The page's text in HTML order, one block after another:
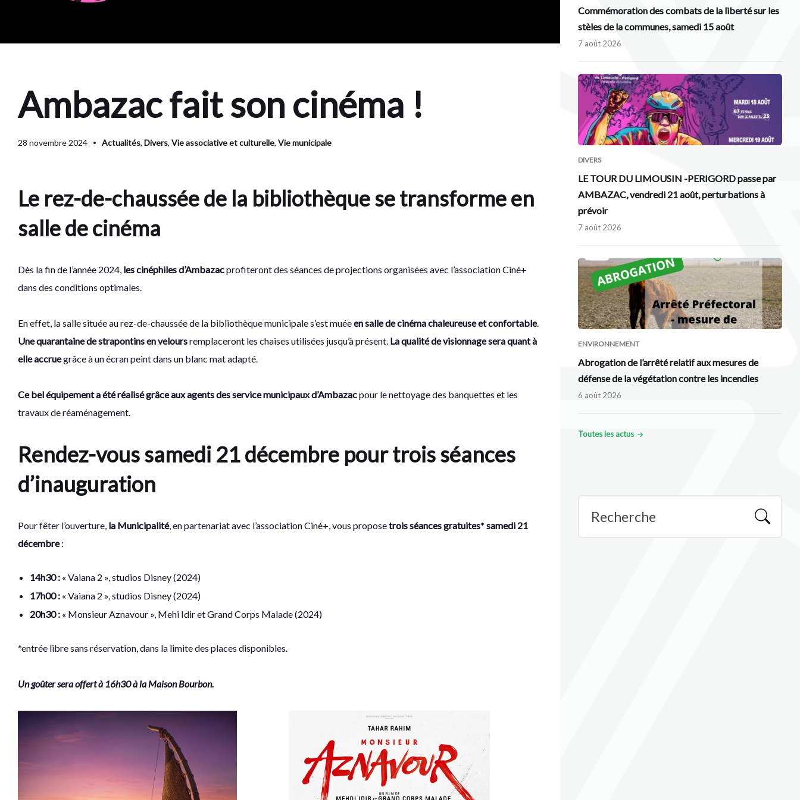
Ambazac fait son cinéma !
28 novembre 2024 Actualités, Divers, Vie associative et culturelle, Vie municipale
Le rez-de-chaussée de la bibliothèque se transforme en
salle de cinéma
Dès la fin de l’année 2024, les cinéphiles d’Ambazacprofiteront des séances de projections organisées avec l’association Ciné+
dans des conditions optimales.
En effet, la salle située au rez-de-chaussée de la bibliothèque municipale s’est muéeen salle de cinéma chaleureuse et confortable.
Une quarantaine de strapontins en veloursremplaceront les chaises utilisées jusqu’à présent. La qualité de visionnage sera quant à
elle accruegrâce à un écran peint dans un blanc mat adapté.
Ce bel équipement a été réalisé grâce aux agents des service municipaux d’Ambazacpour le nettoyage des banquettes et les
travaux de réaménagement.
Rendez-vous samedi 21 décembre pour trois séances
d’inauguration
Pour fêter l’ouverture, la Municipalité, en partenariat avec l’association Ciné+, vous proposetrois séances gratuites* samedi 21
décembre:
14h30 : « Vaiana 2 », studios Disney (2024)
17h00 : « Vaiana 2 », studios Disney (2024)
20h30 : « Monsieur Aznavour », Mehi Idir et Grand Corps Malade (2024)
*entrée libre sans réservation, dans la limite des places disponibles.
Un goûter sera offert à 16h30 à la Maison Bourbon.
Commémoration des combats de la liberté sur les
stèles de la communes, samedi 15 août
7 août 2026
DIVERS
LE TOUR DU LIMOUSIN -PERIGORD passe par
AMBAZAC, vendredi 21 août, perturbations à
prévoir
7 août 2026
ENVIRONNEMENT
Abrogation de l’arrêté relatif aux mesures de
défense de la végétation contre les incendies
6 août 2026
Toutes les actus